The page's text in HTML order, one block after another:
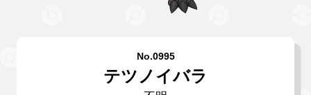
No.0995
テツノイバラ